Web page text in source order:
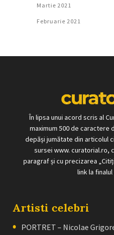
Martie 2021
Februarie 2021
În lipsa unui acord scris al
maximum 500 de caractere
depăși jumătate din articolul
sursei www. curatorial.ro,
paragraf și cu precizarea
link la
Artisti celebri
PORTRET – Nicolae